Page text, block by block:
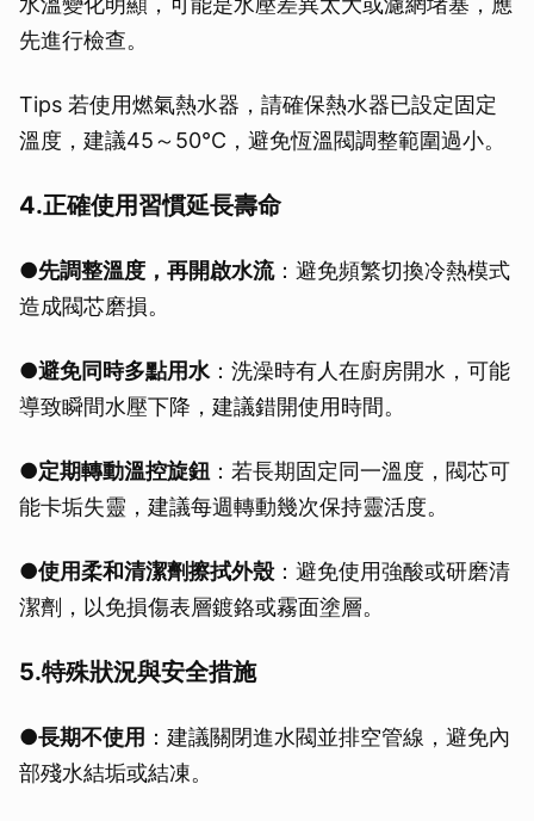
先進行檢查。
Tips 若使用燃氣熱水器，請確保熱水器已設定固定
溫度，建議45～50°C，避免恆溫閥調整範圍過小。
4.正確使用習慣延長壽命
●先調整溫度，再開啟水流：避免頻繁切換冷熱模式
造成閥芯磨損。
●避免同時多點用水：洗澡時有人在廚房開水，可能
導致瞬間水壓下降，建議錯開使用時間。
●定期轉動溫控旋鈕 ：若長期固定同一溫度，閥芯可
能卡垢失靈，建議每週轉動幾次保持靈活度。
●使用柔和清潔劑擦拭外殼：避免使用強酸或研磨清
潔劑，以免損傷表層鍍鉻或霧面塗層。
5.特殊狀況與安全措施
●長期不使用 ：建議關閉進水閥並排空管線，避免內
部殘水結垢或結凍。
取消